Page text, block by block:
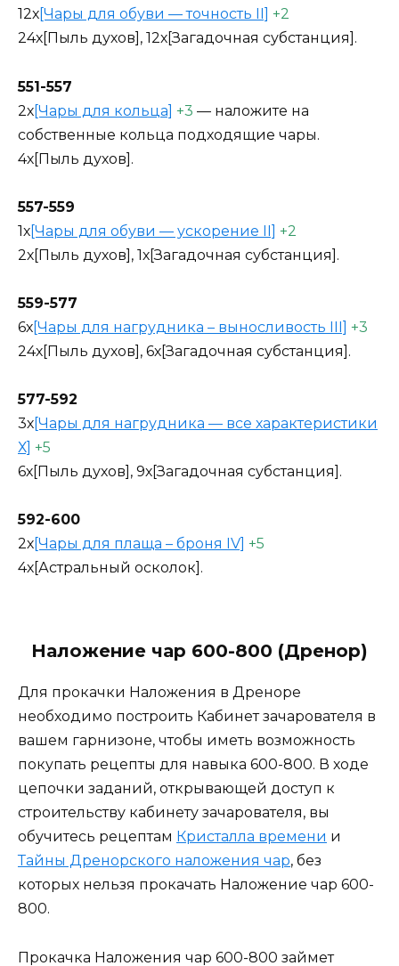
12х [Чары для обуви — точность II]
+2
24х[Пыль духов], 12х[Загадочная субстанция].
551-557
2х[Чары для кольца] +3 — наложите на
собственные кольца подходящие чары.
4х[Пыль духов].
557-559
1х[Чары для обуви — ускорение II] +2
2х[Пыль духов], 1х[Загадочная субстанция].
559-577
6х[Чары для нагрудника – выносливость III] +3
24х[Пыль духов], 6х[Загадочная субстанция].
577-592
3х[Чары для нагрудника — все характеристики
Х] +5
6х[Пыль духов], 9х[Загадочная субстанция].
592-600
2х [Чары для плаща – броня IV] +5
4х[Астральный осколок].
Наложение чар 600-800 (Дренор)
Для прокачки Наложения в Дреноре
необходимо построить Кабинет зачарователя в
вашем гарнизоне, чтобы иметь возможность
покупать рецепты для навыка 600-800. В ходе
цепочки заданий, открывающей доступ к
строительству кабинету зачарователя, вы
обучитесь рецептам Кристалла времени и
Тайны Дренорского наложения чар, без
которых нельзя прокачать Наложение чар 600-
800.
Прокачка Наложения чар 600-800 займет